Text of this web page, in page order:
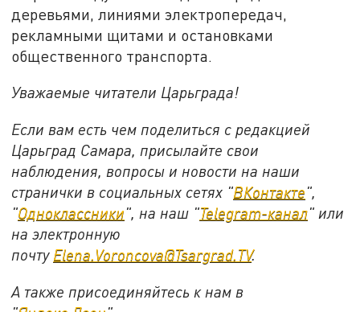
деревьями, линиями электропередач,
рекламными щитами и остановками
общественного транспорта.
Уважаемые читатели Царьграда!
Если вам есть чем поделиться с редакцией
Царьград Самара, присылайте свои
наблюдения, вопросы и новости на наши
странички в социальных сетях "ВКонтакте",
"Одноклассники", на наш "Telegram-канал" или
на электронную
почту Elena.Voroncova@Tsargrad.TV.
А также присоединяйтесь к нам в